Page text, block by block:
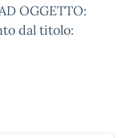
OGGETTO:
dal titolo: